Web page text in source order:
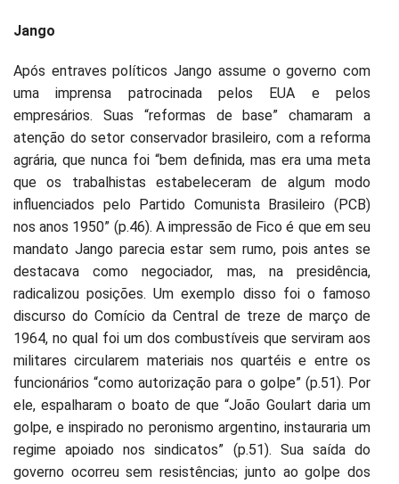
Jango
Após entraves políticos Jango assume o governo com
uma imprensa patrocinada pelos EUA e pelos
empresários. Suas “reformas de base” chamaram a
atenção do setor conservador brasileiro, com a reforma
agrária, que nunca foi “bem definida, mas era uma meta
que os trabalhistas estabeleceram de algum modo
influenciados pelo Partido Comunista Brasileiro (PCB)
nos anos 1950” (p.46). A impressão de Fico é que em seu
mandato Jango parecia estar sem rumo, pois antes se
destacava como negociador, mas, na presidência,
radicalizou posições. Um exemplo disso foi o famoso
discurso do Comício da Central de treze de março de
1964, no qual foi um dos combustíveis que serviram aos
militares circularem materiais nos quartéis e entre os
funcionários “como autorização para o golpe” (p.51). Por
ele, espalharam o boato de que “João Goulart daria um
golpe, e inspirado no peronismo argentino, instauraria um
regime apoiado nos sindicatos” (p.51). Sua saída do
governo ocorreu sem resistências; junto ao golpe dos